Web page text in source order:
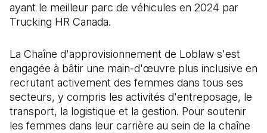
ayant le meilleur parc de véhicules en 2024 par
Trucking HR Canada.
La Chaîne d'approvisionnement de Loblaw s'est
engagée à bâtir une main-d'œuvre plus inclusive en
recrutant activement des femmes dans tous ses
secteurs, y compris les activités d'entreposage, le
transport, la logistique et la gestion. Pour soutenir
les femmes dans leur carrière au sein de la chaîne